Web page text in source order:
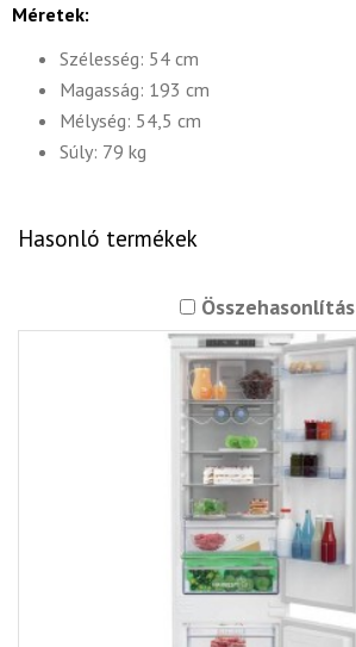
Méretek:
Szélesség: 54 cm
Magasság: 193 cm
Mélység: 54,5 cm
Súly: 79 kg
Hasonló termékek
Összehasonlítás